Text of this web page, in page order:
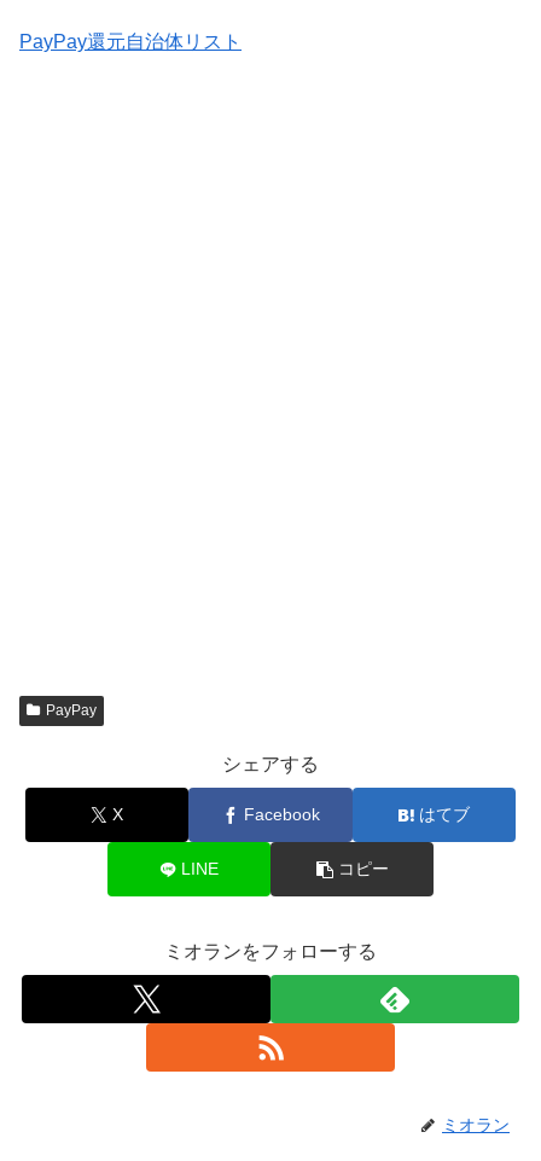
PayPay還元自治体リスト
PayPay
シェアする
X Facebook はてブ
LINE コピー
ミオランをフォローする
ミオラン